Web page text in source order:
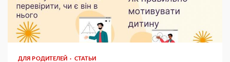
ДЛЯ РОДИТЕЛЕЙ СТАТЬИ